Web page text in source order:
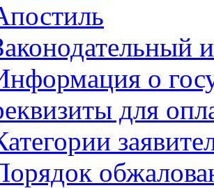
о
для